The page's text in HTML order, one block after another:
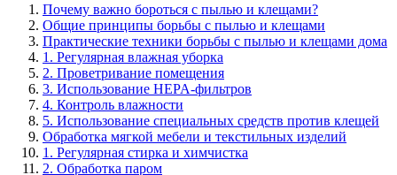
Почему важно бороться с пылью и клещами?
Общие принципы борьбы с пылью и клещами
Практические техники борьбы с пылью и клещами дома
1. Регулярная влажная уборка
2. Проветривание помещения
3. Использование HEPA-фильтров
4. Контроль влажности
5. Использование специальных средств против клещей
Обработка мягкой мебели и текстильных изделий
1. Регулярная стирка и химчистка
2. Обработка паром